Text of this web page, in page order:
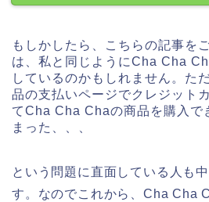
もしかしたら、こちらの記事を
は、私と同じようにCha Cha
しているのかもしれません。た
品の支払いページでクレジット
てCha Cha Chaの商品を購入で
まった、、、
という問題に直面している人も
す。なのでこれから、Cha Cha